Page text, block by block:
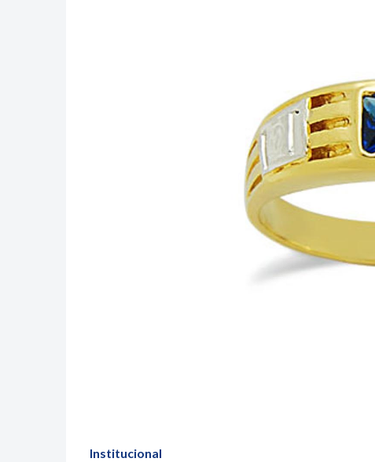
Institucional